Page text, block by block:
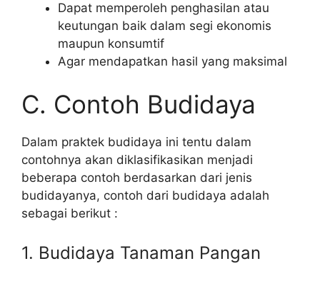
Dapat memperoleh penghasilan atau
keutungan baik dalam segi ekonomis
maupun konsumtif
Agar mendapatkan hasil yang maksimal
C. Contoh Budidaya
Dalam praktek budidaya ini tentu dalam
contohnya akan diklasifikasikan menjadi
beberapa contoh berdasarkan dari jenis
budidayanya, contoh dari budidaya adalah
sebagai berikut :
1. Budidaya Tanaman Pangan